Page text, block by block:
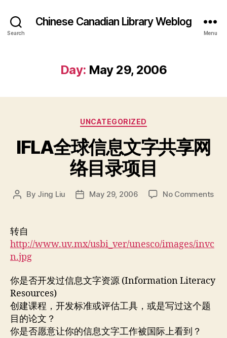
Search
Chinese Canadian Library Weblog
Menu
Day: May 29, 2006
Categories
UNCATEGORIZED
IFLA全球信息文字共享网
络目录项目
Post
By Jing Liu
PostMay 29, 2006 No Commentson
息
共
转自
http://www.uv.mx/usbi_ver/unesco/images/invc
n.jpg
你是否开发过信息文字资源 (Information Literacy
Resources)
创建课程，开发标准或评估工具，或是写过这个题
目的论文？
你是否愿意让你的信息文字工作被国际上看到？